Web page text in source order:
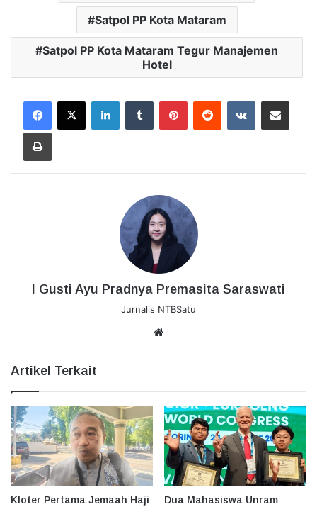
Satpol PP Kota Mataram
Satpol PP Kota Mataram Tegur Manajemen
Hotel
LinkedInTumblr PinterestReddit VKontakteBagikan Lewat Email
Cetak
I Gusti Ayu Pradnya Premasita Saraswati
Jurnalis NTBSatu
Artikel Terkait
Kloter Pertama Jemaah Haji
Dua Mahasiswa Unram